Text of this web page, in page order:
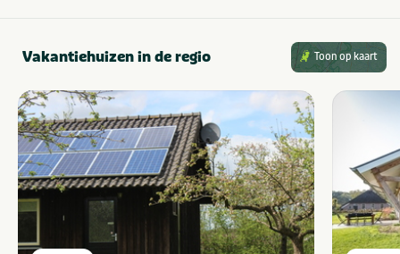
Vakantiehuizen in de regio Toon op kaart